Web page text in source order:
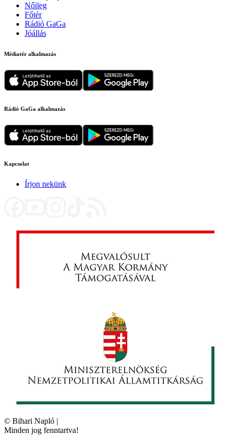
Nőileg
Főtér
Rádió GaGa
Jóállás
Médiatér alkalmazás
Rádió GaGa alkalmazás
Kapcsolat
Írjon nekünk
© Bihari Napló |
Minden jog fenntartva!